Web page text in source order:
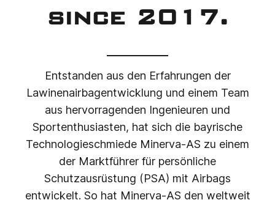
since 2017.
Entstanden aus den Erfahrungen der
Lawinenairbagentwicklung und einem Team
aus hervorragenden Ingenieuren und
Sportenthusiasten, hat sich die bayrische
Technologieschmiede Minerva-AS zu einem
der Marktführer für persönliche
Schutzausrüstung (PSA) mit Airbags
entwickelt. So hat Minerva-AS den weltweit